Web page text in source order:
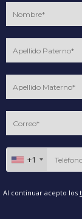
+1
Al continuar acepto los